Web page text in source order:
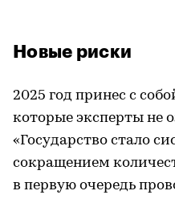
Новые риски
2025 год принес с
которые эксперты не
«Государство стало
сокращением
в первую очередь